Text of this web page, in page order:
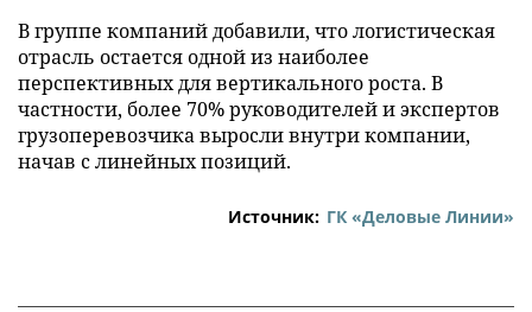
В группе компаний добавили, что логистическая
отрасль остается одной из наиболее
перспективных для вертикального роста. В
частности, более 70% руководителей и экспертов
грузоперевозчика выросли внутри компании,
начав с линейных позиций.
Источник: ГК «Деловые Линии»